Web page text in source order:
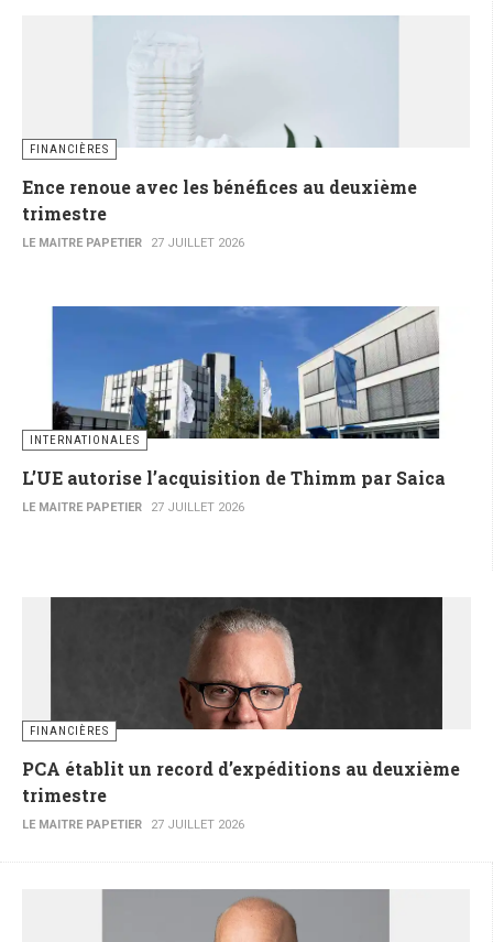
FINANCIÈRES
Ence renoue avec les bénéfices au deuxième
trimestre
LE MAITRE PAPETIER 27 JUILLET 2026
INTERNATIONALES
L’UE autorise l’acquisition de Thimm par Saica
LE MAITRE PAPETIER 27 JUILLET 2026
FINANCIÈRES
PCA établit un record d’expéditions au deuxième
trimestre
LE MAITRE PAPETIER 27 JUILLET 2026